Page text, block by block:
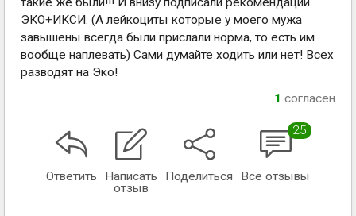
ЭКО+ИКСИ. (А лейкоциты которые у моего мужа
завышены всегда были прислали норма, то есть им
вообще наплевать) Сами думайте ходить или нет! Всех
разводят на Эко!
1 согласен
Ответить
Написать
отзыв
Поделиться
25
Все отзывы